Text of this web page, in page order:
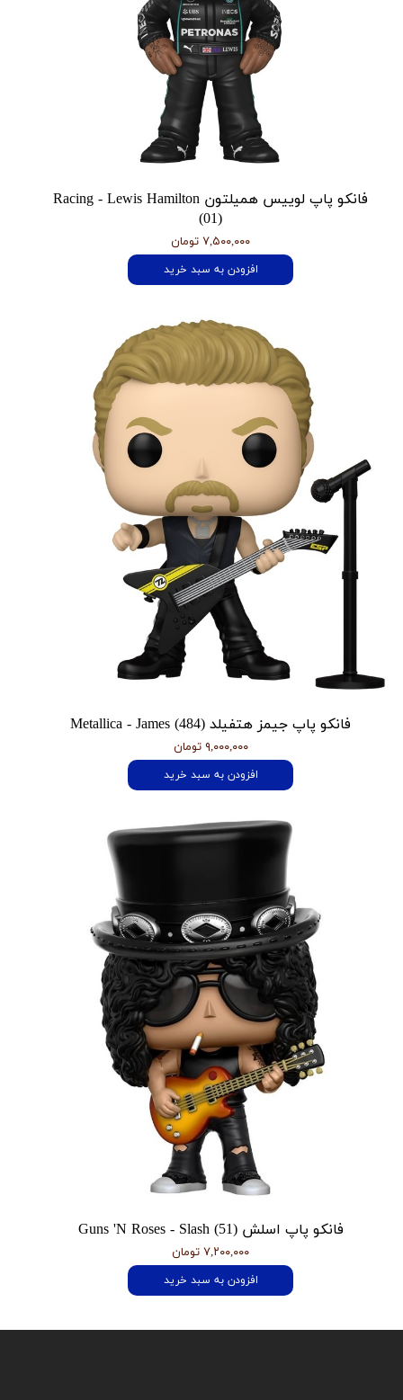
فانکو پاپ لوییس همیلتون Racing - Lewis Hamilton
(01)
۷,۵۰۰,۰۰۰ تومان
افزودن به سبد خرید
فانکو پاپ جیمز هتفیلد Metallica - James (484)
۹,۰۰۰,۰۰۰ تومان
افزودن به سبد خرید
فانکو پاپ اسلش Guns 'N Roses - Slash (51)
۷,۲۰۰,۰۰۰ تومان
افزودن به سبد خرید